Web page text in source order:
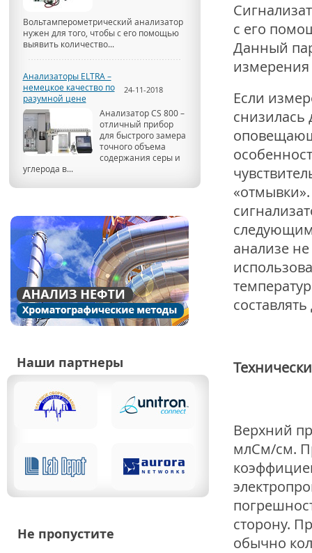
Вольтамперометрический анализатор
нужен для того, чтобы с его помощью
выявить количество...
Анализаторы ELTRA –
немецкое качество по
разумной цене
24-11-2018
Анализатор CS 800 –
отличный прибор
для быстрого замера
точного объема
содержания серы и
углерода в...
Наши партнеры
Не пропустите
с его
Данный
измерения
Если
снизилась
анализе
Верхний
млСм/см.
сторону.
обычно